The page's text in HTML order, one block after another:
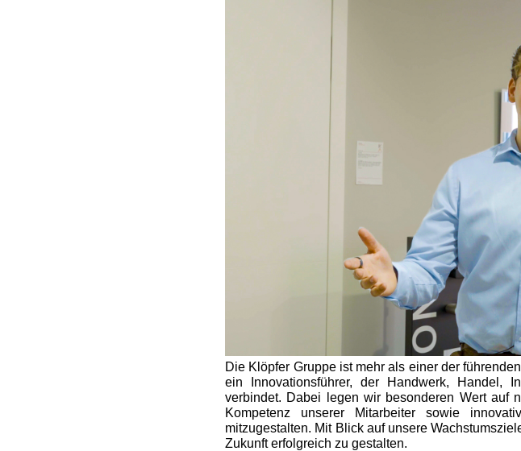
Die Klöpfer Gruppe ist mehr als einer der
ein Innovationsführer, der Handwerk, Handel,
verbindet. Dabei legen wir besonderen Wert auf
Kompetenz unserer Mitarbeiter sowie
mitzugestalten. Mit Blick auf unsere
Zukunft erfolgreich zu gestalten.